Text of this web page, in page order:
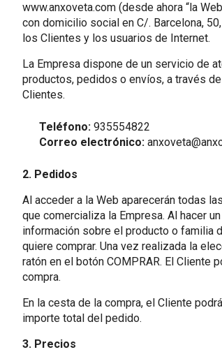
www.anxoveta.com (desde ahora “la
con domicilio social en C/. Barcelona,
los Clientes y los usuarios de Internet.
La Empresa dispone de un servicio de
productos, pedidos o envíos, a través
Clientes.
Teléfono: 935554822
Correo electrónico:
2. Pedidos
Al acceder a la Web aparecerán todas
que comercializa la Empresa. Al hacer
información sobre el producto o familia
quiere comprar. Una vez realizada la
ratón en el botón COMPRAR. El
compra.
En la cesta de la compra, el Cliente
importe total del pedido.
3. Precios